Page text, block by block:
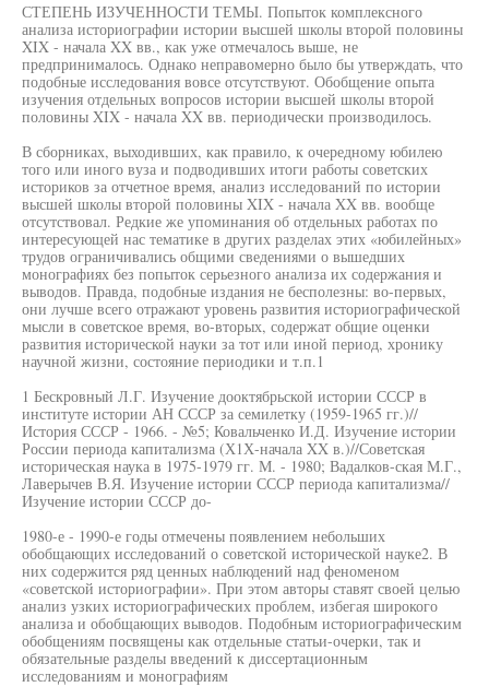
СТЕПЕНЬ ИЗУЧЕННОСТИ ТЕМЫ. Попыток комплексного
анализа историографии истории высшей школы второй половины
XIX - начала XX вв., как уже отмечалось выше, не
предпринималось. Однако неправомерно было бы утверждать, что
подобные исследования вовсе отсутствуют. Обобщение опыта
изучения отдельных вопросов истории высшей школы второй
половины XIX - начала XX вв. периодически производилось.
В сборниках, выходивших, как правило, к очередному юбилею
того или иного вуза и подводивших итоги работы советских
историков за отчетное время, анализ исследований по истории
высшей школы второй половины XIX - начала XX вв. вообще
отсутствовал. Редкие же упоминания об отдельных работах по
интересующей нас тематике в других разделах этих «юбилейных»
трудов ограничивались общими сведениями о вышедших
монографиях без попыток серьезного анализа их содержания и
выводов. Правда, подобные издания не бесполезны: во-первых,
они лучше всего отражают уровень развития историографической
мысли в советское время, во-вторых, содержат общие оценки
развития исторической науки за тот или иной период, хронику
научной жизни, состояние периодики и т.п.1
1 Бескровный Л.Г. Изучение дооктябрьской истории СССР в
институте истории АН СССР за семилетку (1959-1965 гг.)//
История СССР - 1966. - №5; Ковальченко И.Д. Изучение истории
России периода капитализма (Х1Х-начала XX в.)//Советская
историческая наука в 1975-1979 гг. М. - 1980; Вадалков-ская М.Г.,
Лаверычев В.Я. Изучение истории СССР периода капитализма//
Изучение истории СССР до-
1980-е - 1990-е годы отмечены появлением небольших
обобщающих исследований о советской исторической науке2. В
них содержится ряд ценных наблюдений над феноменом
«советской историографии». При этом авторы ставят своей целью
анализ узких историографических проблем, избегая широкого
анализа и обобщающих выводов. Подобным историографическим
обобщениям посвящены как отдельные статьи-очерки, так и
обязательные разделы введений к диссертационным
исследованиям и монографиям